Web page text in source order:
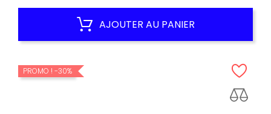
AJOUTER AU PANIER
PROMO ! -30%